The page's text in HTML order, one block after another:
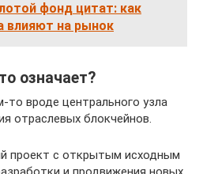
фонд цитат: как
влияют на рынок
означает?
то вроде центрального узла
отраслевых блокчейнов.
проект с открытым исходным